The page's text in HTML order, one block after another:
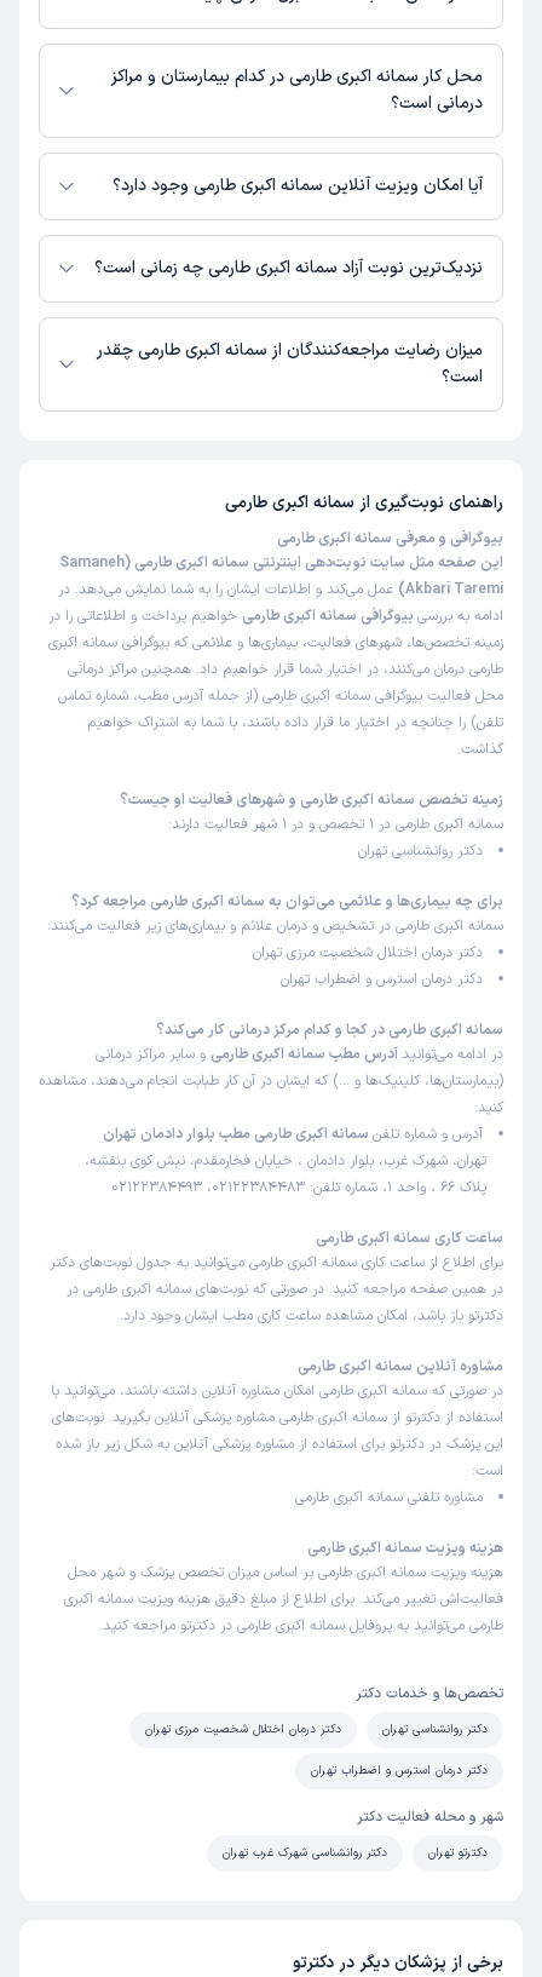
66 ، واحد 1 مطب بلوار دادمان : 02122384483,02122384493
محل کار سمانه اکبری طارمی در کدام بیمارستان و مراکز
درمانی است؟
اطلاعاتی درباره محل فعالیت سمانه اکبری طارمی در مراکز درمانی در دسترس
نیست.
آیا امکان ویزیت آنلاین سمانه اکبری طارمی وجود دارد؟
در حال حاضر سمانه اکبری طارمی مشاوره پزشکی تلفنی فعال دارند.
نزدیک‌ترین نوبت آزاد سمانه اکبری طارمی چه زمانی است؟
سمانه اکبری طارمی از روز یکشنبه 18 مرداد 1405 بیمار جدید می‌پذیرند.
میزان رضایت مراجعه‌کنندگان از سمانه اکبری طارمی چقدر
است؟
راهنمای نوبت‌گیری از سمانه اکبری طارمی
بیوگرافی و معرفی سمانه اکبری طارمی
این صفحه مثل سایت نوبت‌دهی اینترنتی سمانه اکبری طارمی (Samaneh
Akbari Taremi) عمل می‌کند و اطلاعات ایشان را به شما نمایش می‌دهد. در
ادامه به بررسی بیوگرافی سمانه اکبری طارمی خواهیم پرداخت و اطلاعاتی را در
زمینه تخصص‌ها، شهرهای فعالیت، بیماری‌ها و علائمی که بیوگرافی سمانه اکبری
طارمی درمان می‌کنند، در اختیار شما قرار خواهیم داد. همچنین مراکز درمانی
محل فعالیت بیوگرافی سمانه اکبری طارمی (از جمله آدرس مطب، شماره تماس
تلفن) را چنانچه در اختیار ما قرار داده باشند، با شما به اشتراک خواهیم
گذاشت.
زمینه تخصص سمانه اکبری طارمی و شهرهای فعالیت او چیست؟
سمانه اکبری طارمی در 1 تخصص و در 1 شهر فعالیت دارند:
دکتر روانشناسی تهران
برای چه بیماری‌ها و علائمی می‌توان به سمانه اکبری طارمی مراجعه کرد؟
سمانه اکبری طارمی در تشخیص و درمان علائم و بیماری‌های زیر فعالیت می‌کنند:
دکتر درمان اختلال شخصیت مرزی تهران
دکتر درمان استرس و اضطراب تهران
سمانه اکبری طارمی در کجا و کدام مرکز درمانی کار می‌کند؟
در ادامه می‌توانید آدرس مطب سمانه اکبری طارمی و سایر مراکز درمانی
(بیمارستان‌ها، کلینیک‌ها و …) که ایشان در آن کار طبابت انجام می‌دهند، مشاهده
کنید:
آدرس و شماره تلفن سمانه اکبری طارمی مطب بلوار دادمان تهران
تهران، شهرک غرب، بلوار دادمان ، خیابان فخارمقدم، نبش کوی بنفشه،
پلاک 66 ، واحد 1، شماره تلفن: 02122384483، 02122384493
ساعت کاری سمانه اکبری طارمی
برای اطلاع از ساعت کاری سمانه اکبری طارمی می‌توانید به جدول نوبت‌های دکتر
در همین صفحه مراجعه کنید. در صورتی که نوبت‌های سمانه اکبری طارمی در
دکترتو باز باشد، امکان مشاهده ساعت کاری مطب ایشان وجود دارد.
مشاوره آنلاین سمانه اکبری طارمی
در صورتی که سمانه اکبری طارمی امکان مشاوره آنلاین داشته باشند، می‌توانید با
استفاده از دکترتو از سمانه اکبری طارمی مشاوره پزشکی آنلاین بگیرید. نوبت‌های
این پزشک در دکترتو برای استفاده از مشاوره پزشکی آنلاین به شکل زیر باز شده
است:
مشاوره تلفنی سمانه اکبری طارمی
هزینه ویزیت سمانه اکبری طارمی
هزینه ویزیت سمانه اکبری طارمی بر اساس میزان تخصص پزشک و شهر محل
فعالیت‌اش تغییر می‌کند. برای اطلاع از مبلغ دقیق هزینه ویزیت سمانه اکبری
طارمی می‌توانید به پروفایل سمانه اکبری طارمی در دکترتو مراجعه کنید.
تخصص‌ها و خدمات دکتر
دکتر روانشناسی تهران دکتر درمان اختلال شخصیت مرزی تهران
دکتر درمان استرس و اضطراب تهران
شهر و محله فعالیت دکتر
دکترتو تهران دکتر روانشناسی شهرک غرب تهران
برخی از پزشکان دیگر در دکترتو